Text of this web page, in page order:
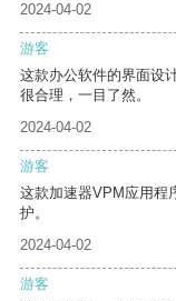
2024-04-02
游客
这款办公软件的界面设
很合理，一目了然。
2024-04-02
游客
这款加速器VPM应用程
护。
2024-04-02
游客